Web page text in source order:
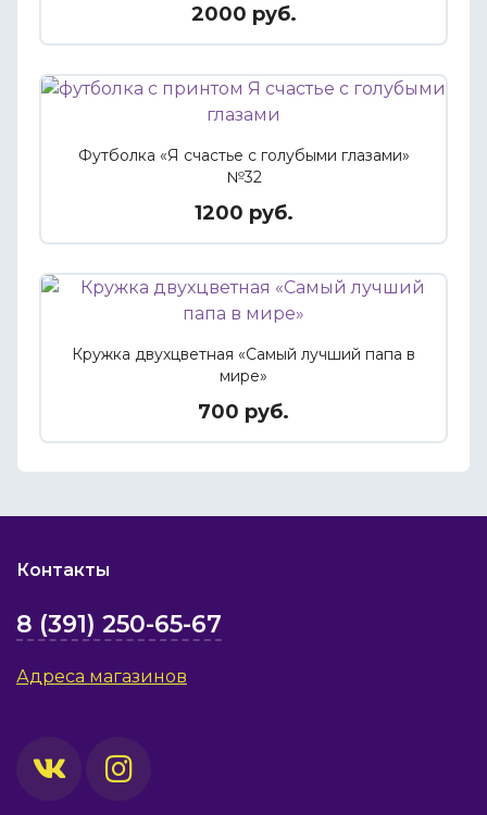
2000 руб.
Футболка «Я счастье с голубыми глазами»
№32
1200 руб.
Кружка двухцветная «Самый лучший папа в
мире»
700 руб.
Контакты
8 (391) 250-65-67
Адреса магазинов